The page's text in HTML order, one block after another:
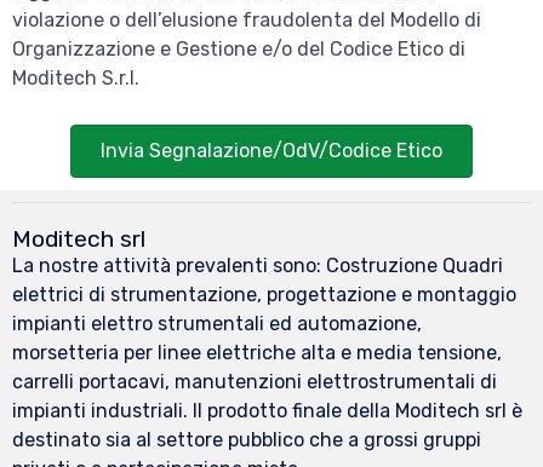
violazione o dell’elusione fraudolenta del Modello di
Organizzazione e Gestione e/o del Codice Etico di
Moditech S.r.l.
Invia Segnalazione/OdV/Codice Etico
Moditech srl
La nostre attività prevalenti sono: Costruzione Quadri
elettrici di strumentazione, progettazione e montaggio
impianti elettro strumentali ed automazione,
morsetteria per linee elettriche alta e media tensione,
carrelli portacavi, manutenzioni elettrostrumentali di
impianti industriali. Il prodotto finale della Moditech srl è
destinato sia al settore pubblico che a grossi gruppi